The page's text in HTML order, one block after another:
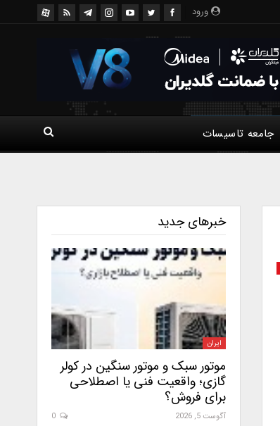
ورود
جامعه تاسیسات
خبرهای جدید
ایران
موتور سبک و موتور سنگین در کولر
گازی؛ واقعیت فنی یا اصطلاحی
برای فروش؟
آگوست 5, 2026